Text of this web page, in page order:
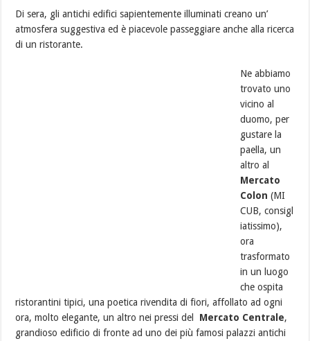
Di sera, gli antichi edifici sapientemente illuminati creano un’
atmosfera suggestiva ed è piacevole passeggiare anche alla ricerca
di un ristorante.
Ne abbiamo
trovato uno
vicino al
duomo, per
gustare la
paella, un
altro al
Mercato
Colon (MI
CUB, consigl
iatissimo),
ora
trasformato
in un luogo
che ospita
ristorantini tipici, una poetica rivendita di fiori, affollato ad ogni
ora, molto elegante, un altro nei pressi del Mercato Centrale,
grandioso edificio di fronte ad uno dei più famosi palazzi antichi